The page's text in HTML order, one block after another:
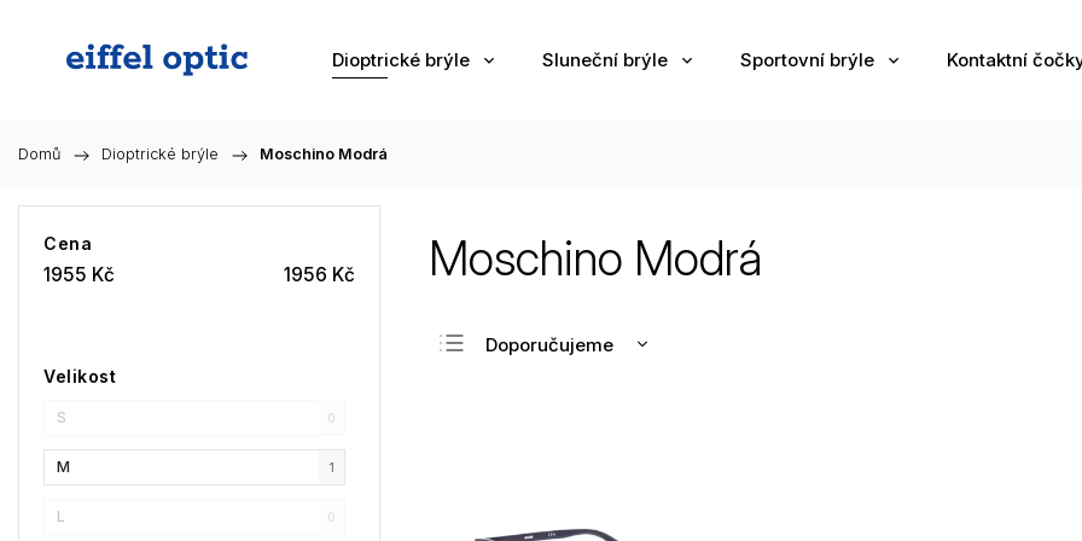
Dioptrické brýle Sluneční brýle Sportovní brýle Kontaktní
Domů / Dioptrické brýle / Moschino Modrá
Cena
1955 Kč 1956 Kč
Velikost
S 0
M 1
L 0
Moschino Modrá
Doporučujeme